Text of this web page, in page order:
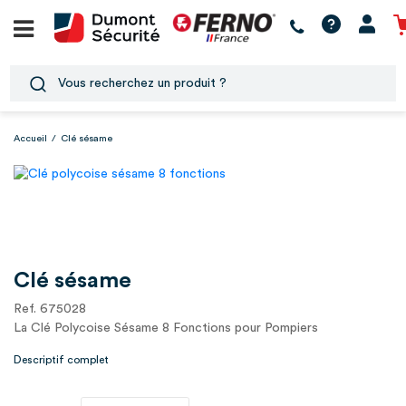
Accueil / Clé sésame
Clé sésame
Ref. 675028
La Clé Polycoise Sésame 8 Fonctions pour Pompiers
Descriptif complet